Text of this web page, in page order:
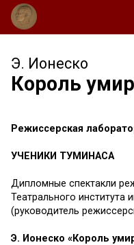
Э. Ионеско
Король
Режиссерская
УЧЕНИКИ ТУМИНАСА
Дипломные спектакли
Театрального института
(руководитель
Э. Ионеско «Король